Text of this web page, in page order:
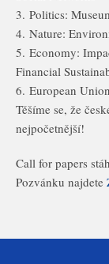
3. Politics:
4. Nature:
5. Economy:
Financial
6. European
Těšíme se, že
nejpočetnější!
Call for papers
Pozvánku najdete